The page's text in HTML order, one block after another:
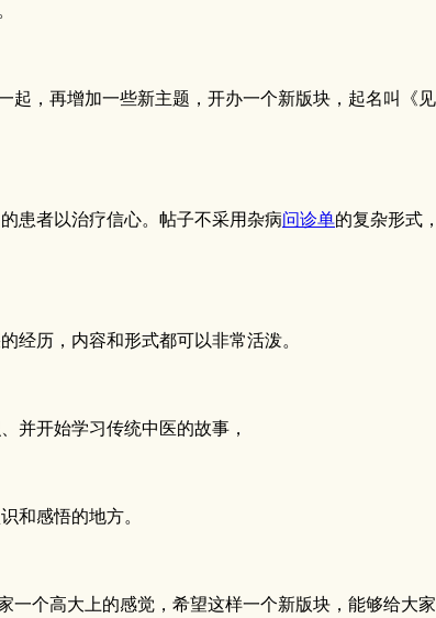
，再增加一些新主题，开办一个新版块，起名叫《
患者以治疗信心。帖子不采用杂病问诊单的复杂形式
经历，内容和形式都可以非常活泼。
并开始学习传统中医的故事，
和感悟的地方。
个高大上的感觉，希望这样一个新版块，能够给大